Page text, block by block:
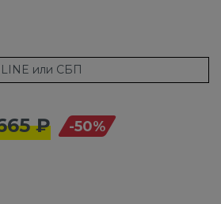
или СБП
₽ -50%